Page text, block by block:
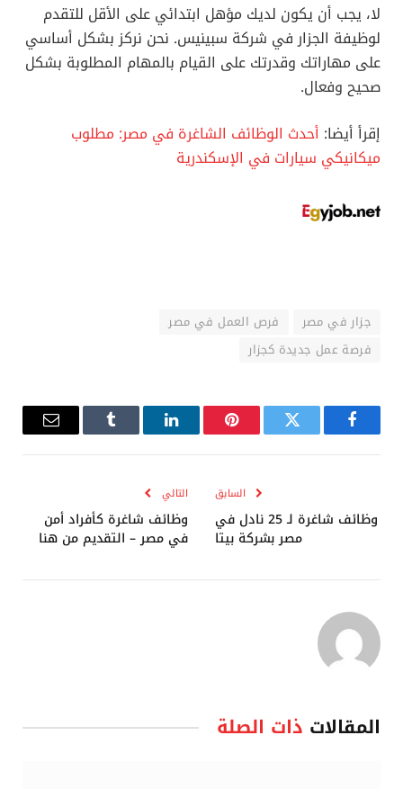
لا، يجب أن يكون لديك مؤهل ابتدائي على الأقل للتقدم
لوظيفة الجزار في شركة سبينيس. نحن نركز بشكل أساسي
على مهاراتك وقدرتك على القيام بالمهام المطلوبة بشكل
صحيح وفعال.
إقرأ أيضا: أحدث الوظائف الشاغرة في مصر: مطلوب
ميكانيكي سيارات في الإسكندرية
جزار في مصر
فرص العمل في مصر
فرصة عمل جديدة كجزار
فيسبوك تويتر بينتيريستلينكدإن Tumblr
البريد
السابق
وظائف شاغرة لـ 25 نادل في
مصر بشركة بيتا
التالي
وظائف شاغرة كأفراد أمن
في مصر – التقديم من هنا
المقالات ذات الصلة